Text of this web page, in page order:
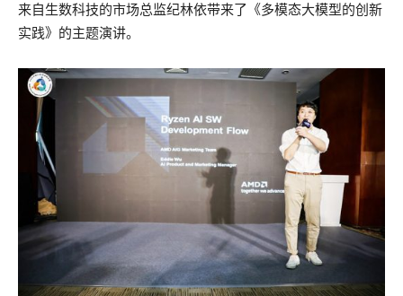
来自生数科技的市场总监纪林依带来了《多模态大模型的创新
实践》的主题演讲。